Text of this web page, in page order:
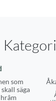
som
säga